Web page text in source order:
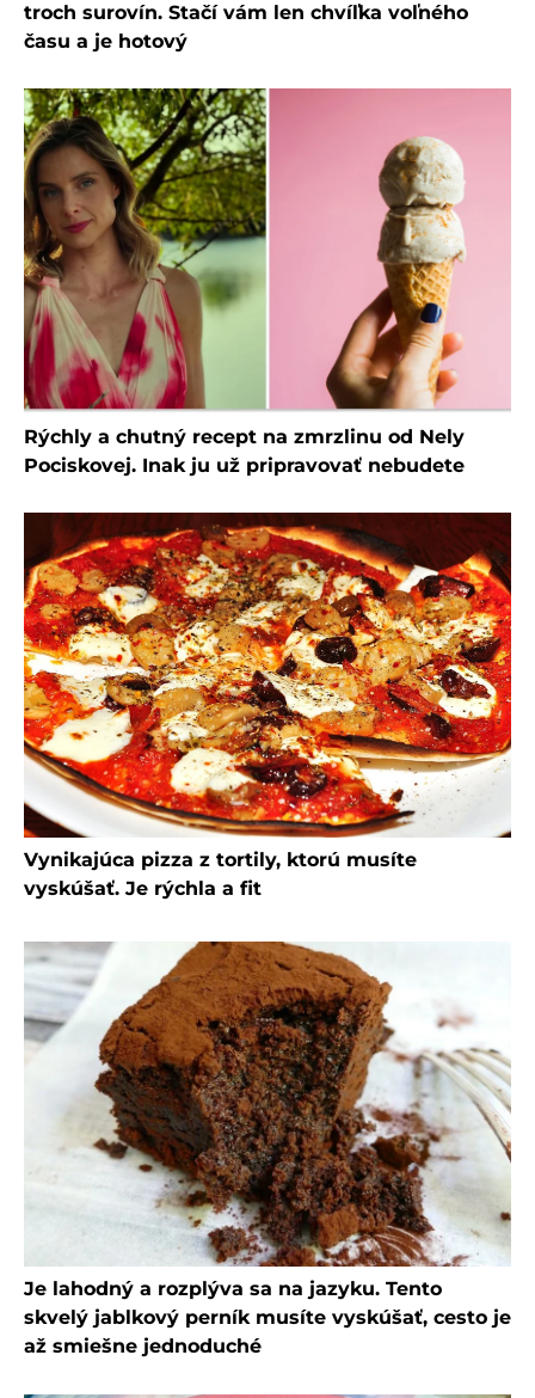
troch surovín. Stačí vám len chvíľka voľného
času a je hotový
Rýchly a chutný recept na zmrzlinu od Nely
Pociskovej. Inak ju už pripravovať nebudete
Vynikajúca pizza z tortily, ktorú musíte
vyskúšať. Je rýchla a fit
Je lahodný a rozplýva sa na jazyku. Tento
skvelý jablkový perník musíte vyskúšať, cesto je
až smiešne jednoduché